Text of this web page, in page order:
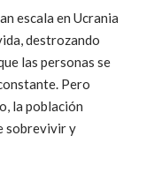
escala en Ucrania
destrozando
las personas se
Pero
la población
sobrevivir y